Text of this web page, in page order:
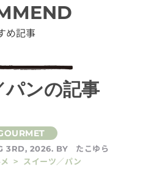
め記事
パンの記事
3RD, 2026. BY
たこゆら
> スイーツ／パン